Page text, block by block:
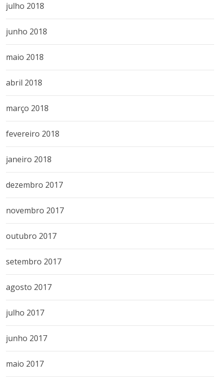
julho 2018
junho 2018
maio 2018
abril 2018
março 2018
fevereiro 2018
janeiro 2018
dezembro 2017
novembro 2017
outubro 2017
setembro 2017
agosto 2017
julho 2017
junho 2017
maio 2017